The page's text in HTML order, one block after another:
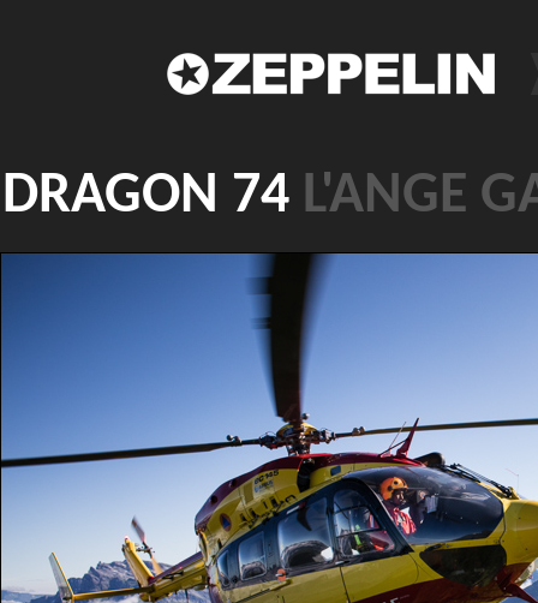
DRAGON 74 L'ANGE